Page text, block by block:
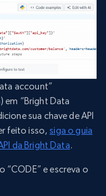
account”
em “Bright Data
sua chave de API
feito isso,siga o guia
da Bright Data.
“CODE” e escreva o